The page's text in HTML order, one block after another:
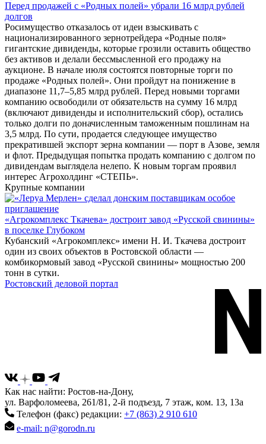
Перед продажей с «Родных полей» убрали 16 млрд рублей
долгов
Росимущество отказалось от идеи взыскивать с
национализированного зернотрейдера «Родные поля»
гигантские дивиденды, которые грозили оставить общество
без активов и делали бессмысленной его продажу на
аукционе. В начале июля состоятся повторные торги по
продаже «Родных полей». Они пройдут на понижение в
диапазоне 11,7–5,85 млрд рублей. Перед новыми торгами
компанию освободили от обязательств на сумму 16 млрд
(включают дивиденды и исполнительский сбор), остались
только долги по доначисленным таможенным пошлинам на
3,5 млрд. По сути, продается следующее имущество
прекратившей экспорт зерна компании — порт в Азове, земля
и флот. Предыдущая попытка продать компанию с долгом по
дивидендам выглядела нелепо. К новым торгам проявил
интерес Агрохолдинг «СТЕПЬ».
Крупные компании
«Агрокомплекс Ткачева» достроит завод «Русской свинины»
в поселке Глубоком
Кубанский «Агрокомплекс» имени Н. И. Ткачева достроит
один из своих объектов в Ростовской области —
комбикормовый завод «Русской свинины» мощностью 200
тонн в сутки.
Ростовский деловой портал
Как нас найти: Ростов-на-Дону,
ул. Варфоломеева, 261/81, 2-й подъезд, 7 этаж, ком. 13, 13а
Телефон (факс) редакции: +7 (863) 2 910 610
e-mail: n@gorodn.ru